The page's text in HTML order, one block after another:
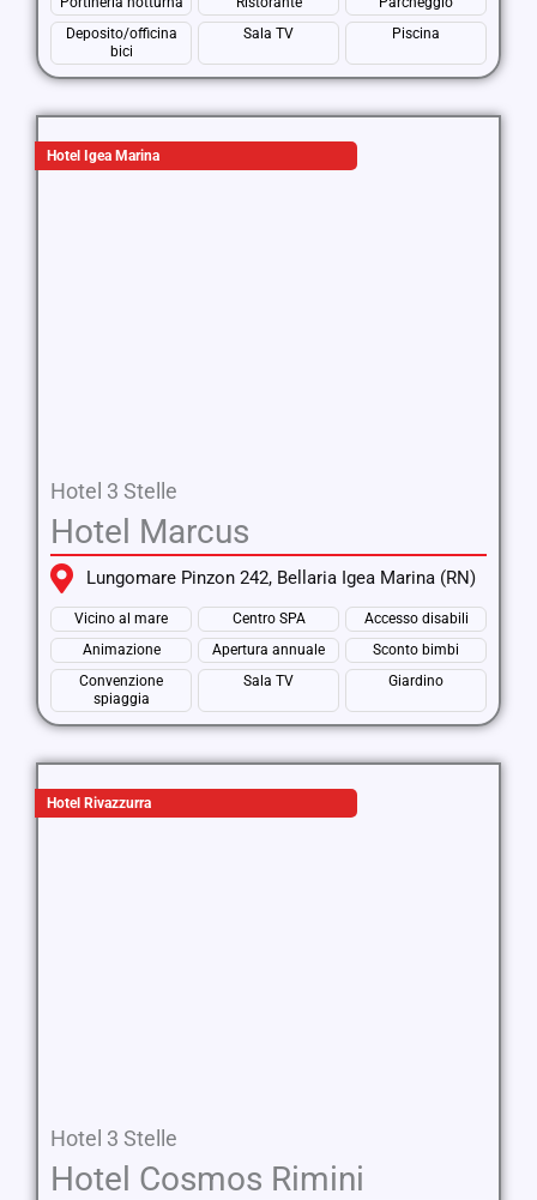
Deposito/officina
bici
Sala TV Piscina
Hotel Igea Marina
Hotel 3 Stelle
Hotel Marcus
Lungomare Pinzon 242, Bellaria Igea Marina (RN)
Vicino al mare Centro SPA
Accesso disabili
Animazione
Apertura annuale
Sconto bimbi
Convenzione
spiaggia
Sala TV Giardino
Hotel Rivazzurra
Hotel 3 Stelle
Hotel Cosmos Rimini